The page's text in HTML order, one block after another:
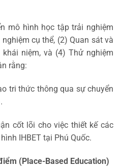
mô hình học tập trải nghiệm
cụ thể, (2) Quan sát và
niệm, và (4) Thử nghiệm
rằng:
tri thức thông qua sự chuyển
cốt lõi cho việc thiết kế các
IHBET tại Phú Quốc.
(Place-Based Education)